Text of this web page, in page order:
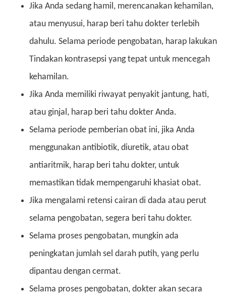
Jika Anda sedang hamil, merencanakan kehamilan,
atau menyusui, harap beri tahu dokter terlebih
dahulu. Selama periode pengobatan, harap lakukan
Tindakan kontrasepsi yang tepat untuk mencegah
kehamilan.
Jika Anda memiliki riwayat penyakit jantung, hati,
atau ginjal, harap beri tahu dokter Anda.
Selama periode pemberian obat ini, jika Anda
menggunakan antibiotik, diuretik, atau obat
antiaritmik, harap beri tahu dokter, untuk
memastikan tidak mempengaruhi khasiat obat.
Jika mengalami retensi cairan di dada atau perut
selama pengobatan, segera beri tahu dokter.
Selama proses pengobatan, mungkin ada
peningkatan jumlah sel darah putih, yang perlu
dipantau dengan cermat.
Selama proses pengobatan, dokter akan secara